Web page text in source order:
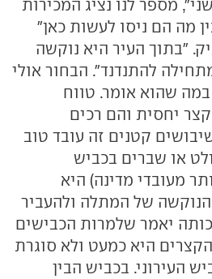
מספר לנו נציג המכירות
מה הם ניסו לעשות כאן"
"בתוך העיר היא נוקשה
להתנדנד". הבחור אולי
שהוא אומר. טווח
יחסית והם רכים
קטנים זה עובד טוב
או שברים בכביש
מעובדי מדינה) היא
של המתלה ולהעביר
יאמר שלמרות הכבישים
היא כמעט ולא סוגרת
העירוני. בכביש הבין